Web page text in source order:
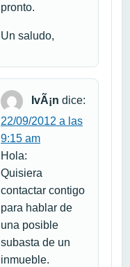
pronto.
Un saludo,
IvÃ¡n dice:
22/09/2012 a las
9:15 am
Hola:
Quisiera
contactar contigo
para hablar de
una posible
subasta de un
inmueble.